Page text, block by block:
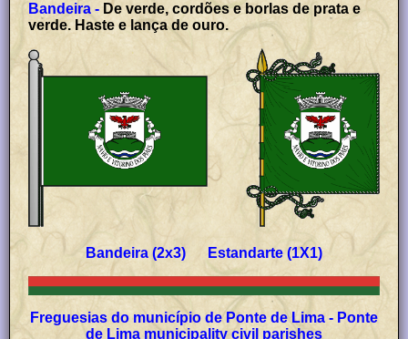
Bandeira - De verde, cordões e borlas de prata e
verde. Haste e lança de ouro.
Bandeira (2x3) Estandarte (1X1)
Freguesias do município de Ponte de Lima - Ponte
de Lima municipality civil parishes